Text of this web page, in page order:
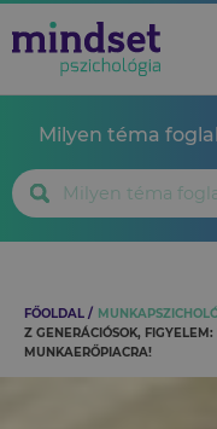
Milyen téma
FŐOLDAL
Z GENERÁCIÓSOK,
MUNKAERŐPIACRA!